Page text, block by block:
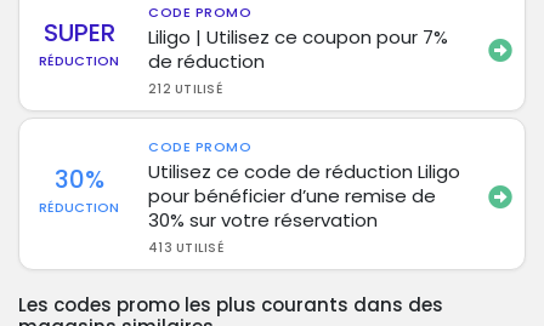
SUPER
RÉDUCTION
CODE PROMO
Liligo | Utilisez ce coupon pour 7%
de réduction
212 UTILISÉ
30%
RÉDUCTION
CODE PROMO
Utilisez ce code de réduction Liligo
pour bénéficier d’une remise de
30% sur votre réservation
413 UTILISÉ
Les codes promo les plus courants dans des